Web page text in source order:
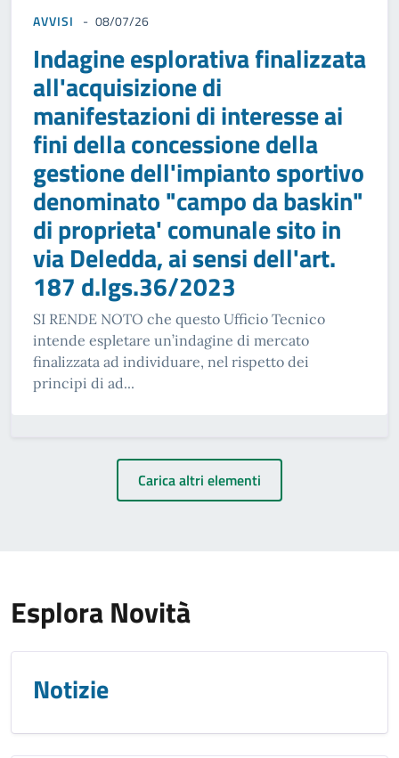
AVVISI 08/07/26
Indagine esplorativa finalizzata
all'acquisizione di
manifestazioni di interesse ai
fini della concessione della
gestione dell'impianto sportivo
denominato "campo da baskin"
di proprieta' comunale sito in
via Deledda, ai sensi dell'art.
187 d.lgs.36/2023
SI RENDE NOTO che questo Ufficio Tecnico
intende espletare un’indagine di mercato
finalizzata ad individuare, nel rispetto dei
principi di ad...
Carica altri elementi
Esplora Novità
Notizie